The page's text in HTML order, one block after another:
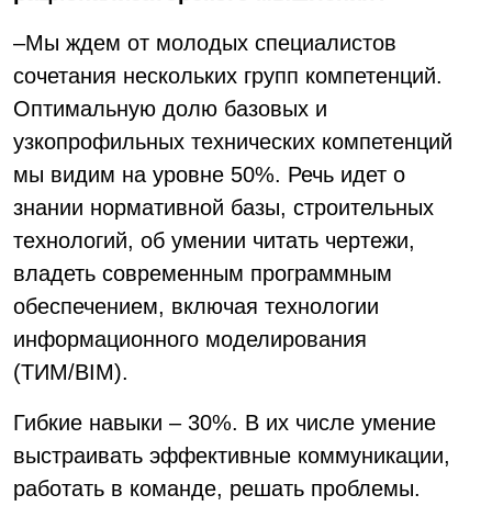
–Мы ждем от молодых специалистов
сочетания нескольких групп компетенций.
Оптимальную долю базовых и
узкопрофильных технических компетенций
мы видим на уровне 50%. Речь идет о
знании нормативной базы, строительных
технологий, об умении читать чертежи,
владеть современным программным
обеспечением, включая технологии
информационного моделирования
(ТИМ/BIM).
Гибкие навыки – 30%. В их числе умение
выстраивать эффективные коммуникации,
работать в команде, решать проблемы.